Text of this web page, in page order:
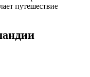
путешествие